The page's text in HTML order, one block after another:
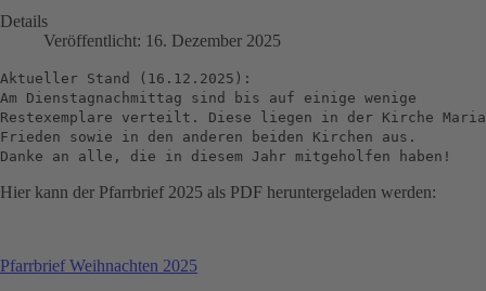
Details
Veröffentlicht: 16. Dezember 2025
Aktueller Stand (16.12.2025):
Am Dienstagnachmittag sind bis auf einige wenige
Restexemplare verteilt. Diese liegen in der Kirche Maria
Frieden sowie in den anderen beiden Kirchen aus.
Danke an alle, die in diesem Jahr mitgeholfen haben!
Hier kann der Pfarrbrief 2025 als PDF heruntergeladen werden:
Pfarrbrief Weihnachten 2025